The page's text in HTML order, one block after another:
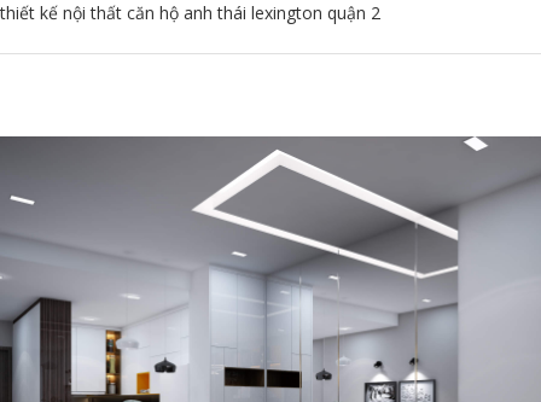
thiết kế nội thất căn hộ anh thái lexington quận 2